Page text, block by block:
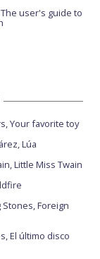
user's guide to
Your favorite toy
Lúa
Little Miss Twain
Stones, Foreign
El último disco